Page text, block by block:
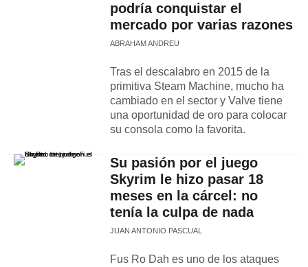
podría conquistar el
mercado por varias razones
ABRAHAM ANDREU
Tras el descalabro en 2015 de la
primitiva Steam Machine, mucho ha
cambiado en el sector y Valve tiene
una oportunidad de oro para colocar
su consola como la favorita.
Su pasión por el juego
Skyrim le hizo pasar 18
meses en la cárcel: no
tenía la culpa de nada
JUAN ANTONIO PASCUAL
Fus Ro Dah es uno de los ataques